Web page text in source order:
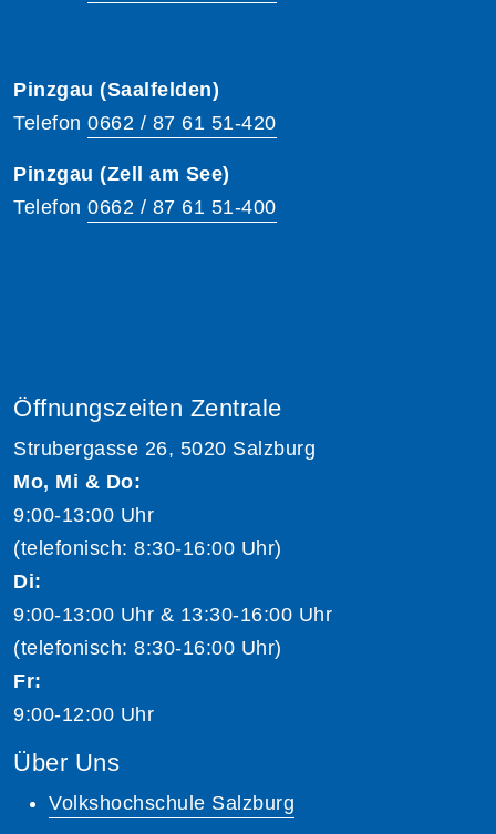
Pinzgau (Saalfelden)
Telefon 0662 / 87 61 51-420
Pinzgau (Zell am See)
Telefon 0662 / 87 61 51-400
Öffnungszeiten Zentrale
Strubergasse 26, 5020 Salzburg
Mo, Mi & Do:
9:00-13:00 Uhr
(telefonisch: 8:30-16:00 Uhr)
Di:
9:00-13:00 Uhr & 13:30-16:00 Uhr
(telefonisch: 8:30-16:00 Uhr)
Fr:
9:00-12:00 Uhr
Über Uns
Volkshochschule Salzburg